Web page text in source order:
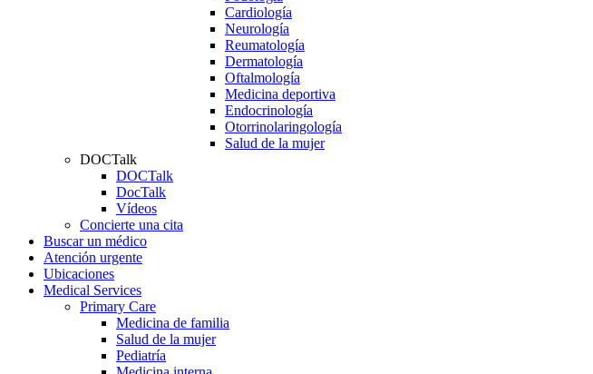
Cardiología
Neurología
Reumatología
Dermatología
Oftalmología
Medicina deportiva
Endocrinología
Otorrinolaringología
Salud de la mujer
DOCTalk
DOCTalk
DocTalk
Vídeos
Concierte una cita
Buscar un médico
Atención urgente
Ubicaciones
Medical Services
Primary Care
Medicina de familia
Salud de la mujer
Pediatría